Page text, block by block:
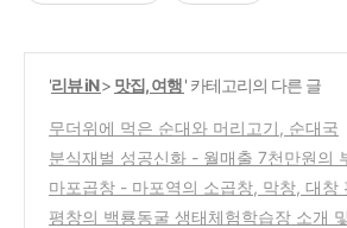
'리뷰 iN> 맛집, 여행' 카테고리의 다른 글
무더위에 먹은 순대와 머리고기, 순대국
분식재벌 성공신화 - 월매출 7천만원의
소문난 팥빙수
(0)
마포곱창 - 마포역의 소곱창, 막창, 대창
음식점 방문기
(0)
평창의 백룡동굴 생태체험학습장 소개